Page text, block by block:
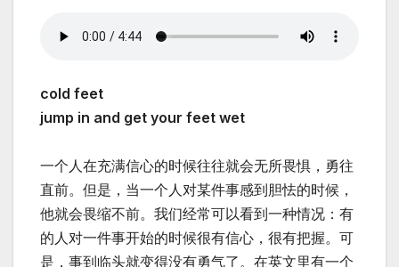
cold feet
jump in and get your feet wet
一个人在充满信心的时候往往就会无所畏惧，勇往
直前。但是，当一个人对某件事感到胆怯的时候，
他就会畏缩不前。我们经常可以看到一种情况：有
的人对一件事开始的时候很有信心，很有把握。可
是，事到临头就变得没有勇气了。在英文里有一个